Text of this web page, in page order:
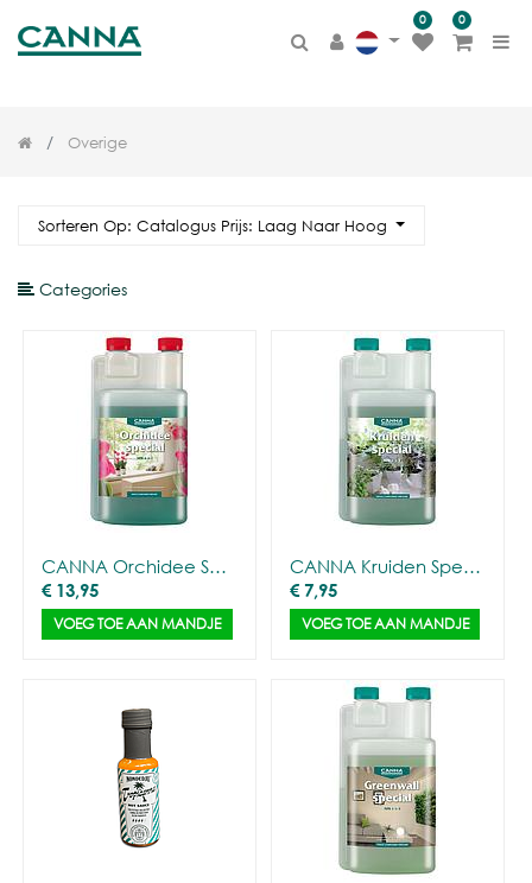
0 0
Overige
Sorteren Op: Catalogus Prijs: Laag Naar Hoog
Categories
PRODUCT
Alle producten
BIOCANNA
CANNA AQUA
CANNA HYDRO
Additieven
Merchandise
CANNA Orchidee Special
€ 13,95
VOEG TOE AAN MANDJE
CANNA Kruiden Special (0,5L)
€7,95
VOEG TOE AAN MANDJE